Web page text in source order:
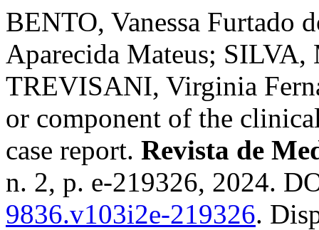
BENTO, Vanessa Furtado
Aparecida Mateus; SILVA,
TREVISANI, Virginia
or component of the
case report. Revista de
n. 2, p. e-219326, 2024.
9836.v103i2e-219326.